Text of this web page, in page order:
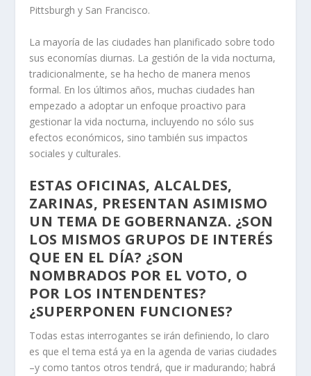
Pittsburgh y San Francisco.
La mayoría de las ciudades han planificado sobre todo
sus economías diurnas. La gestión de la vida nocturna,
tradicionalmente, se ha hecho de manera menos
formal. En los últimos años, muchas ciudades han
empezado a adoptar un enfoque proactivo para
gestionar la vida nocturna, incluyendo no sólo sus
efectos económicos, sino también sus impactos
sociales y culturales.
ESTAS OFICINAS, ALCALDES,
ZARINAS, PRESENTAN ASIMISMO
UN TEMA DE GOBERNANZA. ¿SON
LOS MISMOS GRUPOS DE INTERÉS
QUE EN EL DÍA? ¿SON
NOMBRADOS POR EL VOTO, O
POR LOS INTENDENTES?
¿SUPERPONEN FUNCIONES?
Todas estas interrogantes se irán definiendo, lo claro
es que el tema está ya en la agenda de varias ciudades
–y como tantos otros tendrá, que ir madurando; habrá